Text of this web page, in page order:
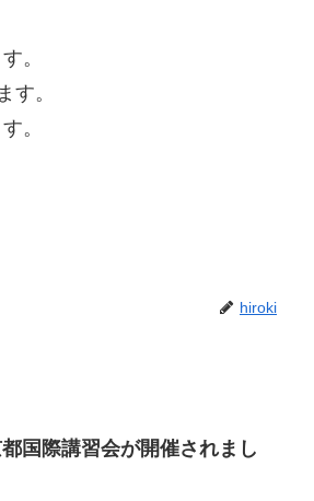
。
す。
。
hiroki
国際講習会が開催されまし